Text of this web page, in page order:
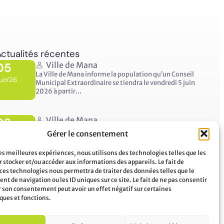
Gérer le consentement
meilleures expériences, nous utilisons des technologies telles que les
stocker et/ou accéder aux informations des appareils. Le fait de
technologies nous permettra de traiter des données telles que le
de navigation ou les ID uniques sur ce site. Le fait de ne pas consentir
son consentement peut avoir un effet négatif sur certaines
et fonctions.
récentes
Ville de Mana
La Ville de Mana informe la population qu’un Conseil
Municipal Extraordinaire se tiendra le vendredi 5 juin
2026 à partir...
Ville de Mana
COMMUNIQUÉ A LA POPULATION Panne des réseaux
Orange sur le territoire de Mana